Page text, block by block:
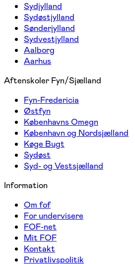
Sydjylland
Sydøstjylland
Sønderjylland
Sydvestjylland
Aalborg
Aarhus
Aftenskoler Fyn/Sjælland
Fyn-Fredericia
Østfyn
Københavns Omegn
København og Nordsjælland
Køge Bugt
Sydøst
Syd- og Vestsjælland
Information
Om fof
For undervisere
FOF-net
Mit FOF
Kontakt
Privatlivspolitik